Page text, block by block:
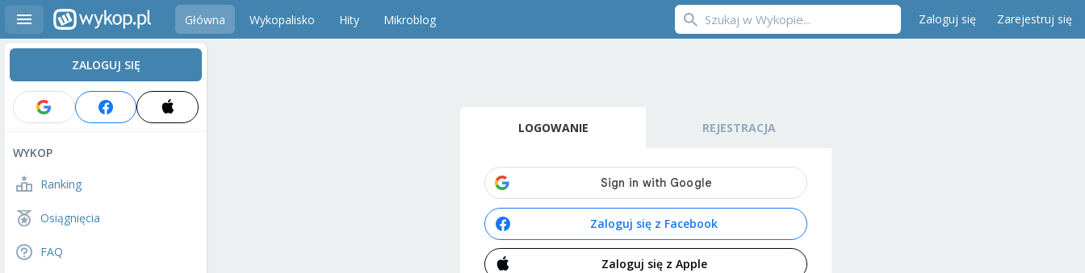
Główna Wykopalisko Hity Mikroblog Zaloguj się Zarejestruj się
ZALOGUJ SIĘ
WYKOP
Ranking
Osiągnięcia
FAQ
LOGOWANIE REJESTRACJA
Zaloguj się z Facebook
Zaloguj się z Apple